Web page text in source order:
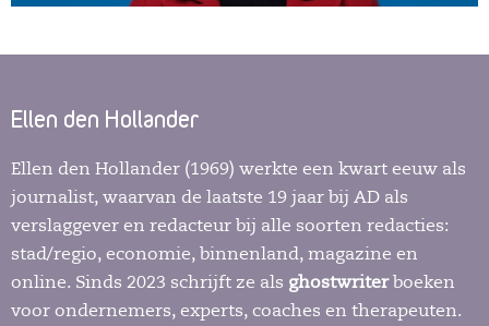
Ellen den Hollander
Ellen den Hollander (1969) werkte een kwart eeuw als
journalist, waarvan de laatste 19 jaar bij AD als
verslaggever en redacteur bij alle soorten redacties:
stad/regio, economie, binnenland, magazine en
online. Sinds 2023 schrijft ze als ghostwriterboeken
voor ondernemers, experts, coaches en therapeuten.